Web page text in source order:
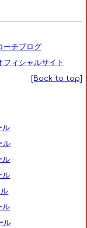
ーチブログ
ィシャルサイト
[Back to top]
ル
ル
ル
ル
ル
ル